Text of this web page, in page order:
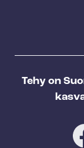
Tehy on